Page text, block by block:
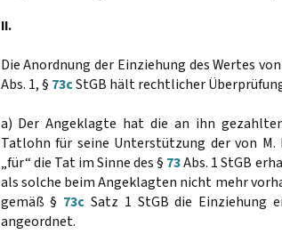
II.
Die Anordnung der Einziehung des Wertes
Abs. 1, § 73cStGB hält rechtlicher
a) Der Angeklagte hat die an ihn
Tatlohn für seine Unterstützung der von
„für“ die Tat im Sinne des § 73Abs. 1 StGB
als solche beim Angeklagten nicht mehr
gemäß § 73c Satz 1 StGB die Einziehung
angeordnet.